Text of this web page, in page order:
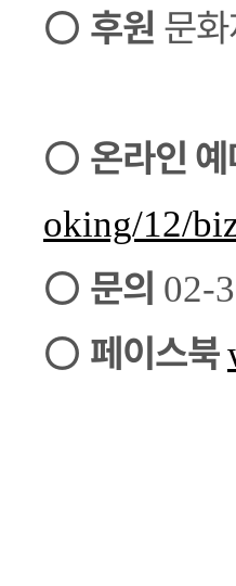
○ 후원 문
○ 온라인
oking/12/
○ 문의 02-
○ 페이스북